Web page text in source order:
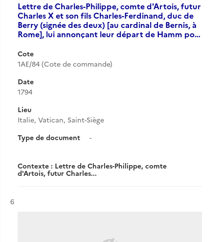
Lettre de Charles-Philippe, comte d'Artois, futur
Charles X et son fils Charles-Ferdinand, duc de
Berry (signée des deux) [au cardinal de Bernis, à
Rome], lui annonçant leur départ de Hamm po…
Cote
1AE/84 (Cote de commande)
Date
1794
Lieu
Italie, Vatican, Saint-Siège
Type de document
-
Contexte : Lettre de Charles-Philippe, comte
d'Artois, futur Charles...
Résultat n°
6